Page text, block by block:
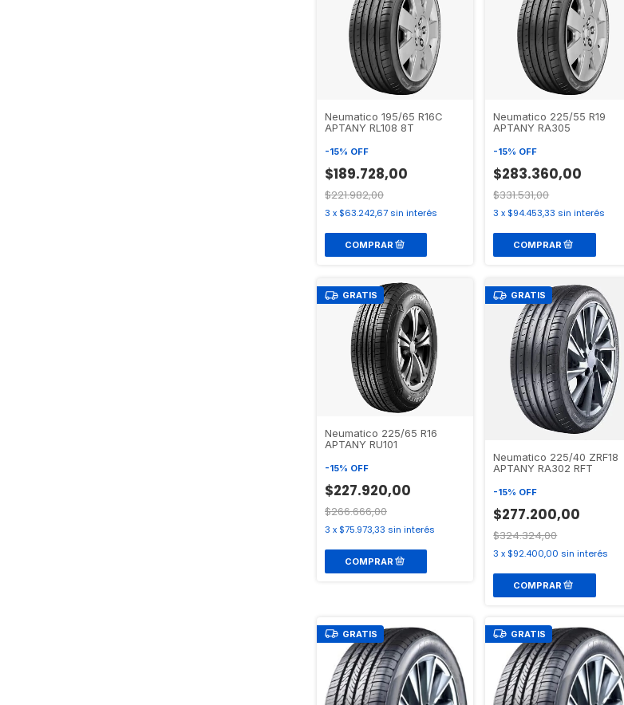
Neumatico 195/65 R16C
APTANY RL108 8T
-15% OFF
$189.728,00
$221.982,00
3 x $63.242,67 sin interés
Neumatico 225/55 R19
APTANY RA305
-15% OFF
$283.360,00
$331.531,00
3 x $94.453,33 sin interés
GRATIS
Neumatico 225/65 R16
APTANY RU101
-15% OFF
$227.920,00
$266.666,00
3 x $75.973,33 sin interés
GRATIS
Neumatico 225/40 ZRF18
APTANY RA302 RFT
-15% OFF
$277.200,00
$324.324,00
3 x $92.400,00 sin interés
GRATIS GRATIS